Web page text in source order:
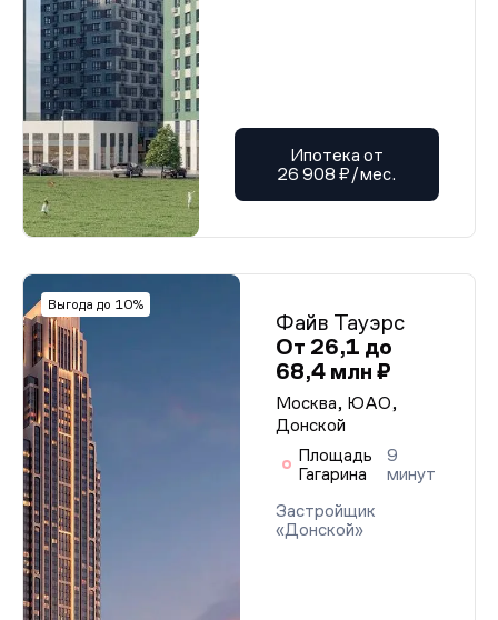
Ипотека от
26 908 ₽/мес.
Выгода до 10%
Файв Тауэрс
От 26,1 до
68,4 млн ₽
Москва, ЮАО,
Донской
Площадь
Гагарина
9
минут
Застройщик
«Донской»